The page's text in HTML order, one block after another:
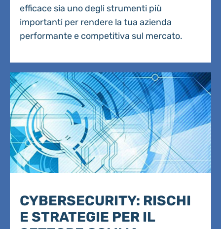
efficace sia uno degli strumenti più
importanti per rendere la tua azienda
performante e competitiva sul mercato.
CYBERSECURITY: RISCHI
E STRATEGIE PER IL